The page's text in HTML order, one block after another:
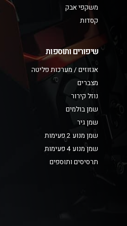
משקפי אבק
קסדות
שיפורים ותוספות
אגזוזים / מערכות פליטה
מצברים
נוזל קירור
שמן בולמים
שמן גיר
שמן מנוע 2 פעימות
שמן מנוע 4 פעימות
תרסיסים ותוספים